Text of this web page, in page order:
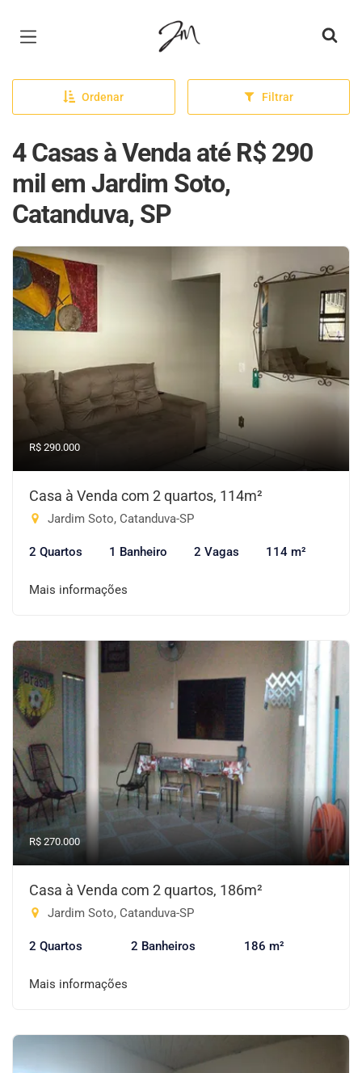
Página inicial
Ordenar Filtrar
4 Casas à Venda até R$ 290
mil em Jardim Soto,
Catanduva, SP
R$ 290.000
Casa à Venda com 2 quartos, 114m²
Jardim Soto, Catanduva-SP
2 Quartos 1 Banheiro 2 Vagas 114 m²
Mais informações
R$ 270.000
Casa à Venda com 2 quartos, 186m²
Jardim Soto, Catanduva-SP
2 Quartos 2 Banheiros 186 m²
Mais informações